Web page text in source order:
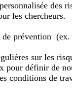
des
les chercheurs.
de prévention
sur les
pour définir de
conditions de